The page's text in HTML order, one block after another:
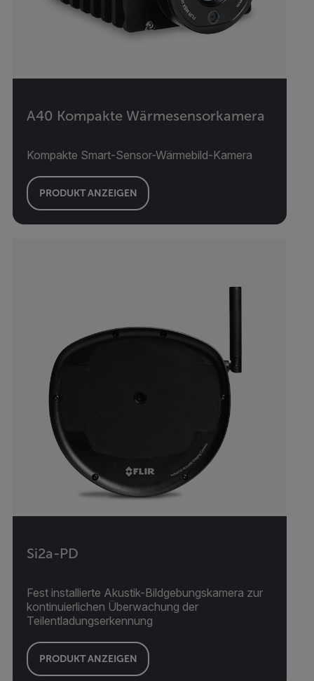
A40 Kompakte Wärmesensorkamera
Kompakte Smart-Sensor-Wärmebild-Kamera
PRODUKT ANZEIGEN
Si2a-PD
Fest installierte Akustik-Bildgebungskamera zur
kontinuierlichen Überwachung der
Teilentladungserkennung
PRODUKT ANZEIGEN